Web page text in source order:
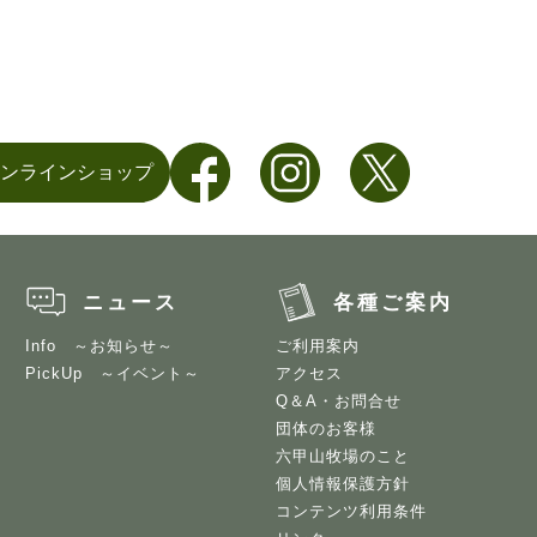
ラインショップ
ニュース
Info ～お知らせ～
PickUp ～イベント～
各種ご案内
ご利用案内
アクセス
Q＆A・お問合せ
団体のお客様
六甲山牧場のこと
個人情報保護方針
コンテンツ利用条件